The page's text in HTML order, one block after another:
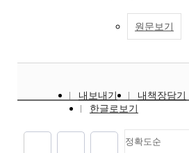
원문보기
내보내기
내책장담기
한글로보기
정확도순